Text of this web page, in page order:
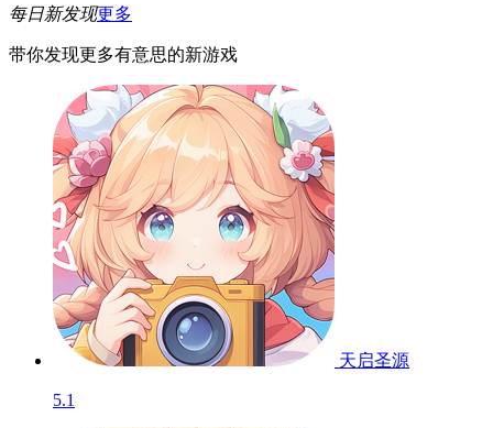
每日新发现更多
带你发现更多有意思的新游戏
天启圣源
5.1